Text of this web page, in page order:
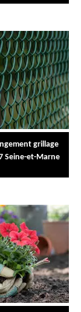
grillage
Seine-et-Marne